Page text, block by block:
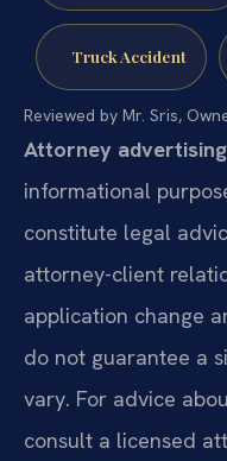
Truck Accident
Reviewed by Mr. Sris,
Attorney
informational
constitute legal
attorney-client
application change
do not guarantee a
vary. For advice
consult a licensed